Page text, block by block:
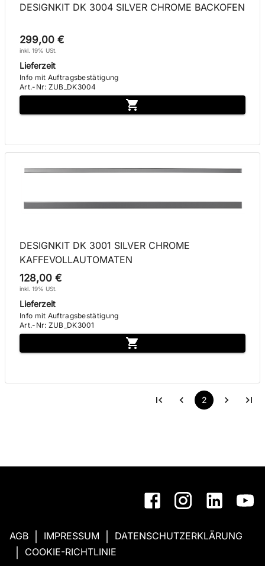
DESIGNKIT DK 3004 SILVER CHROME BACKOFEN
299,00 €
inkl. 19% USt.
Lieferzeit
Info mit Auftragsbestätigung
Art.-Nr: ZUB_DK3004
DESIGNKIT DK 3001 SILVER CHROME
KAFFEVOLLAUTOMATEN
128,00 €
inkl. 19% USt.
Lieferzeit
Info mit Auftragsbestätigung
Art.-Nr: ZUB_DK3001
2
AGB IMPRESSUM DATENSCHUTZERKLÄRUNG
COOKIE-RICHTLINIE